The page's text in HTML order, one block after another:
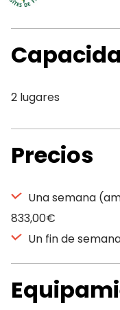
2 lugares
Precios
Una semana
833,00€
Un fin de